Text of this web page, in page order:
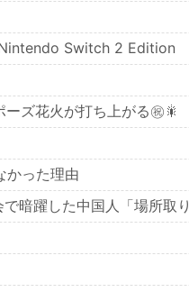
Nintendo Switch 2 Edition
ーズ花火が打ち上がる㊗🎇
かった理由
暗躍した中国人「場所取